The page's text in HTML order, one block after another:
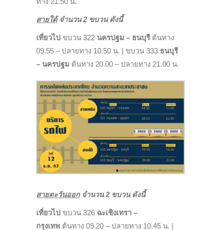
สายใต้จำนวน 2 ขบวน ดังนี้
เที่ยวไป ขบวน 322 นครปฐม – ธนบุรีต้นทาง
09.55 – ปลายทาง 10.50 น. | ขบวน 333 ธนบุรี
– นครปฐม ต้นทาง 20.00 – ปลายทาง 21.00 น.
สายตะวันออก จำนวน 2 ขบวน ดังนี้
เที่ยวไป ขบวน 326 ฉะเชิงเทรา –
กรุงเทพ ต้นทาง 09.20 – ปลายทาง 10.45 น. |